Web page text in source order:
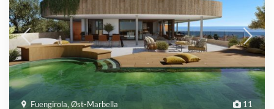
11
Fuengirola,Øst-Marbella